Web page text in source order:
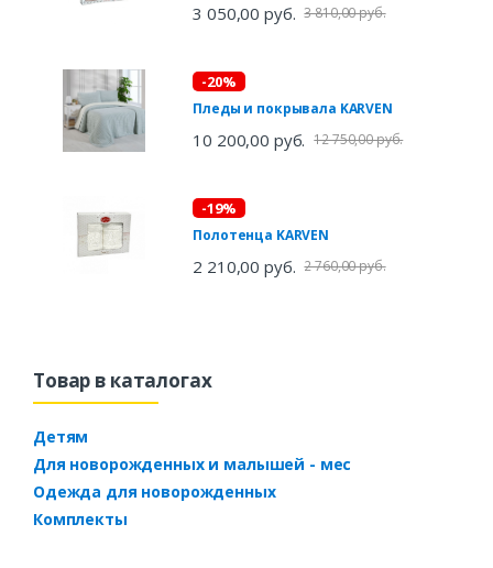
3 050,00 руб. 3 810,00 руб.
-20%
Пледы и покрывала KARVEN
10 200,00 руб. 12 750,00 руб.
-19%
Полотенца KARVEN
2 210,00 руб. 2 760,00 руб.
Товар в каталогах
Детям
Для новорожденных и малышей - мес
Одежда для новорожденных
Комплекты